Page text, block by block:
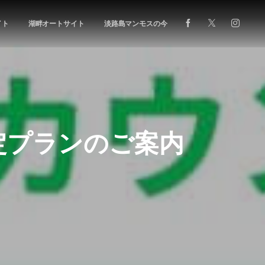
湖畔オートサイト 淡路島マンモスの今
ランのご案内